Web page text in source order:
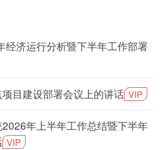
经济运行分析暨下半年工作部署
目建设部署会议上的讲话 VIP
年上半年工作总结暨下半年
VIP